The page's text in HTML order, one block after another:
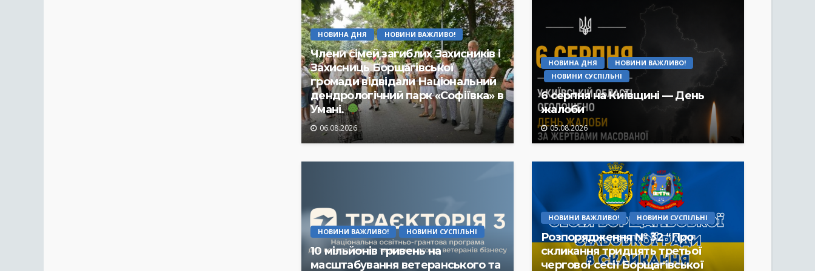
НОВИНА ДНЯ НОВИНИ ВАЖЛИВО!
Члени сімей загиблих Захисників і
Захисниць Борщагівської
громади відвідали Національний
дендрологічний парк «Софіївка» в
Умані.
06.08.2026
НОВИНА ДНЯ
НОВИНИ ВАЖЛИВО!
НОВИНИ СУСПІЛЬНІ
6 серпня на Київщині — День
жалоби
05.08.2026
НОВИНИ ВАЖЛИВО! НОВИНИ СУСПІЛЬНІ
10 мільйонів гривень на
масштабування ветеранського та
НОВИНИ ВАЖЛИВО! НОВИНИ СУСПІЛЬНІ
Розпорядження № 32 “Про
скликання тридцять третьої
чергової сесії Борщагівської